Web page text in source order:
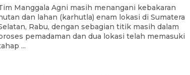
Manggala Agni masih menangani kebakaran
dan lahan (karhutla) enam lokasi di Sumatera
Rabu, dengan sebagian titik masih dalam
pemadaman dan dua lokasi telah memasuki
...